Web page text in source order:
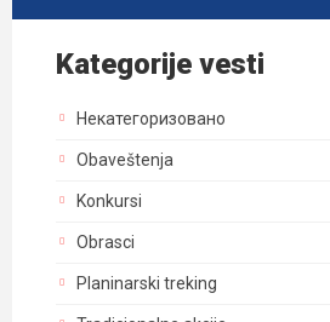
Kategorije vesti
Некатегоризовано
Obaveštenja
Konkursi
Obrasci
Planinarski treking